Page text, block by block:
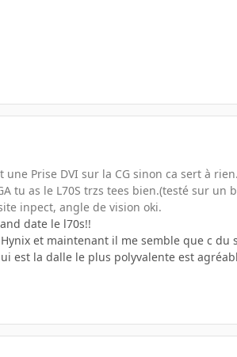
Prise DVI sur la CG sinon ca sert à rien.
tu as le L70S trzs tees bien.(testé sur un
inpect, angle de vision oki.
date le l70s!!
et maintenant il me semble que c du
est la dalle le plus polyvalente est